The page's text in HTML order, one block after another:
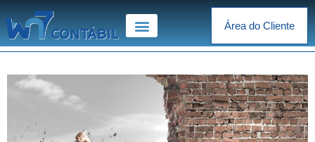
Área do Cliente